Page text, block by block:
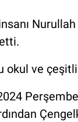
ve çeşitli